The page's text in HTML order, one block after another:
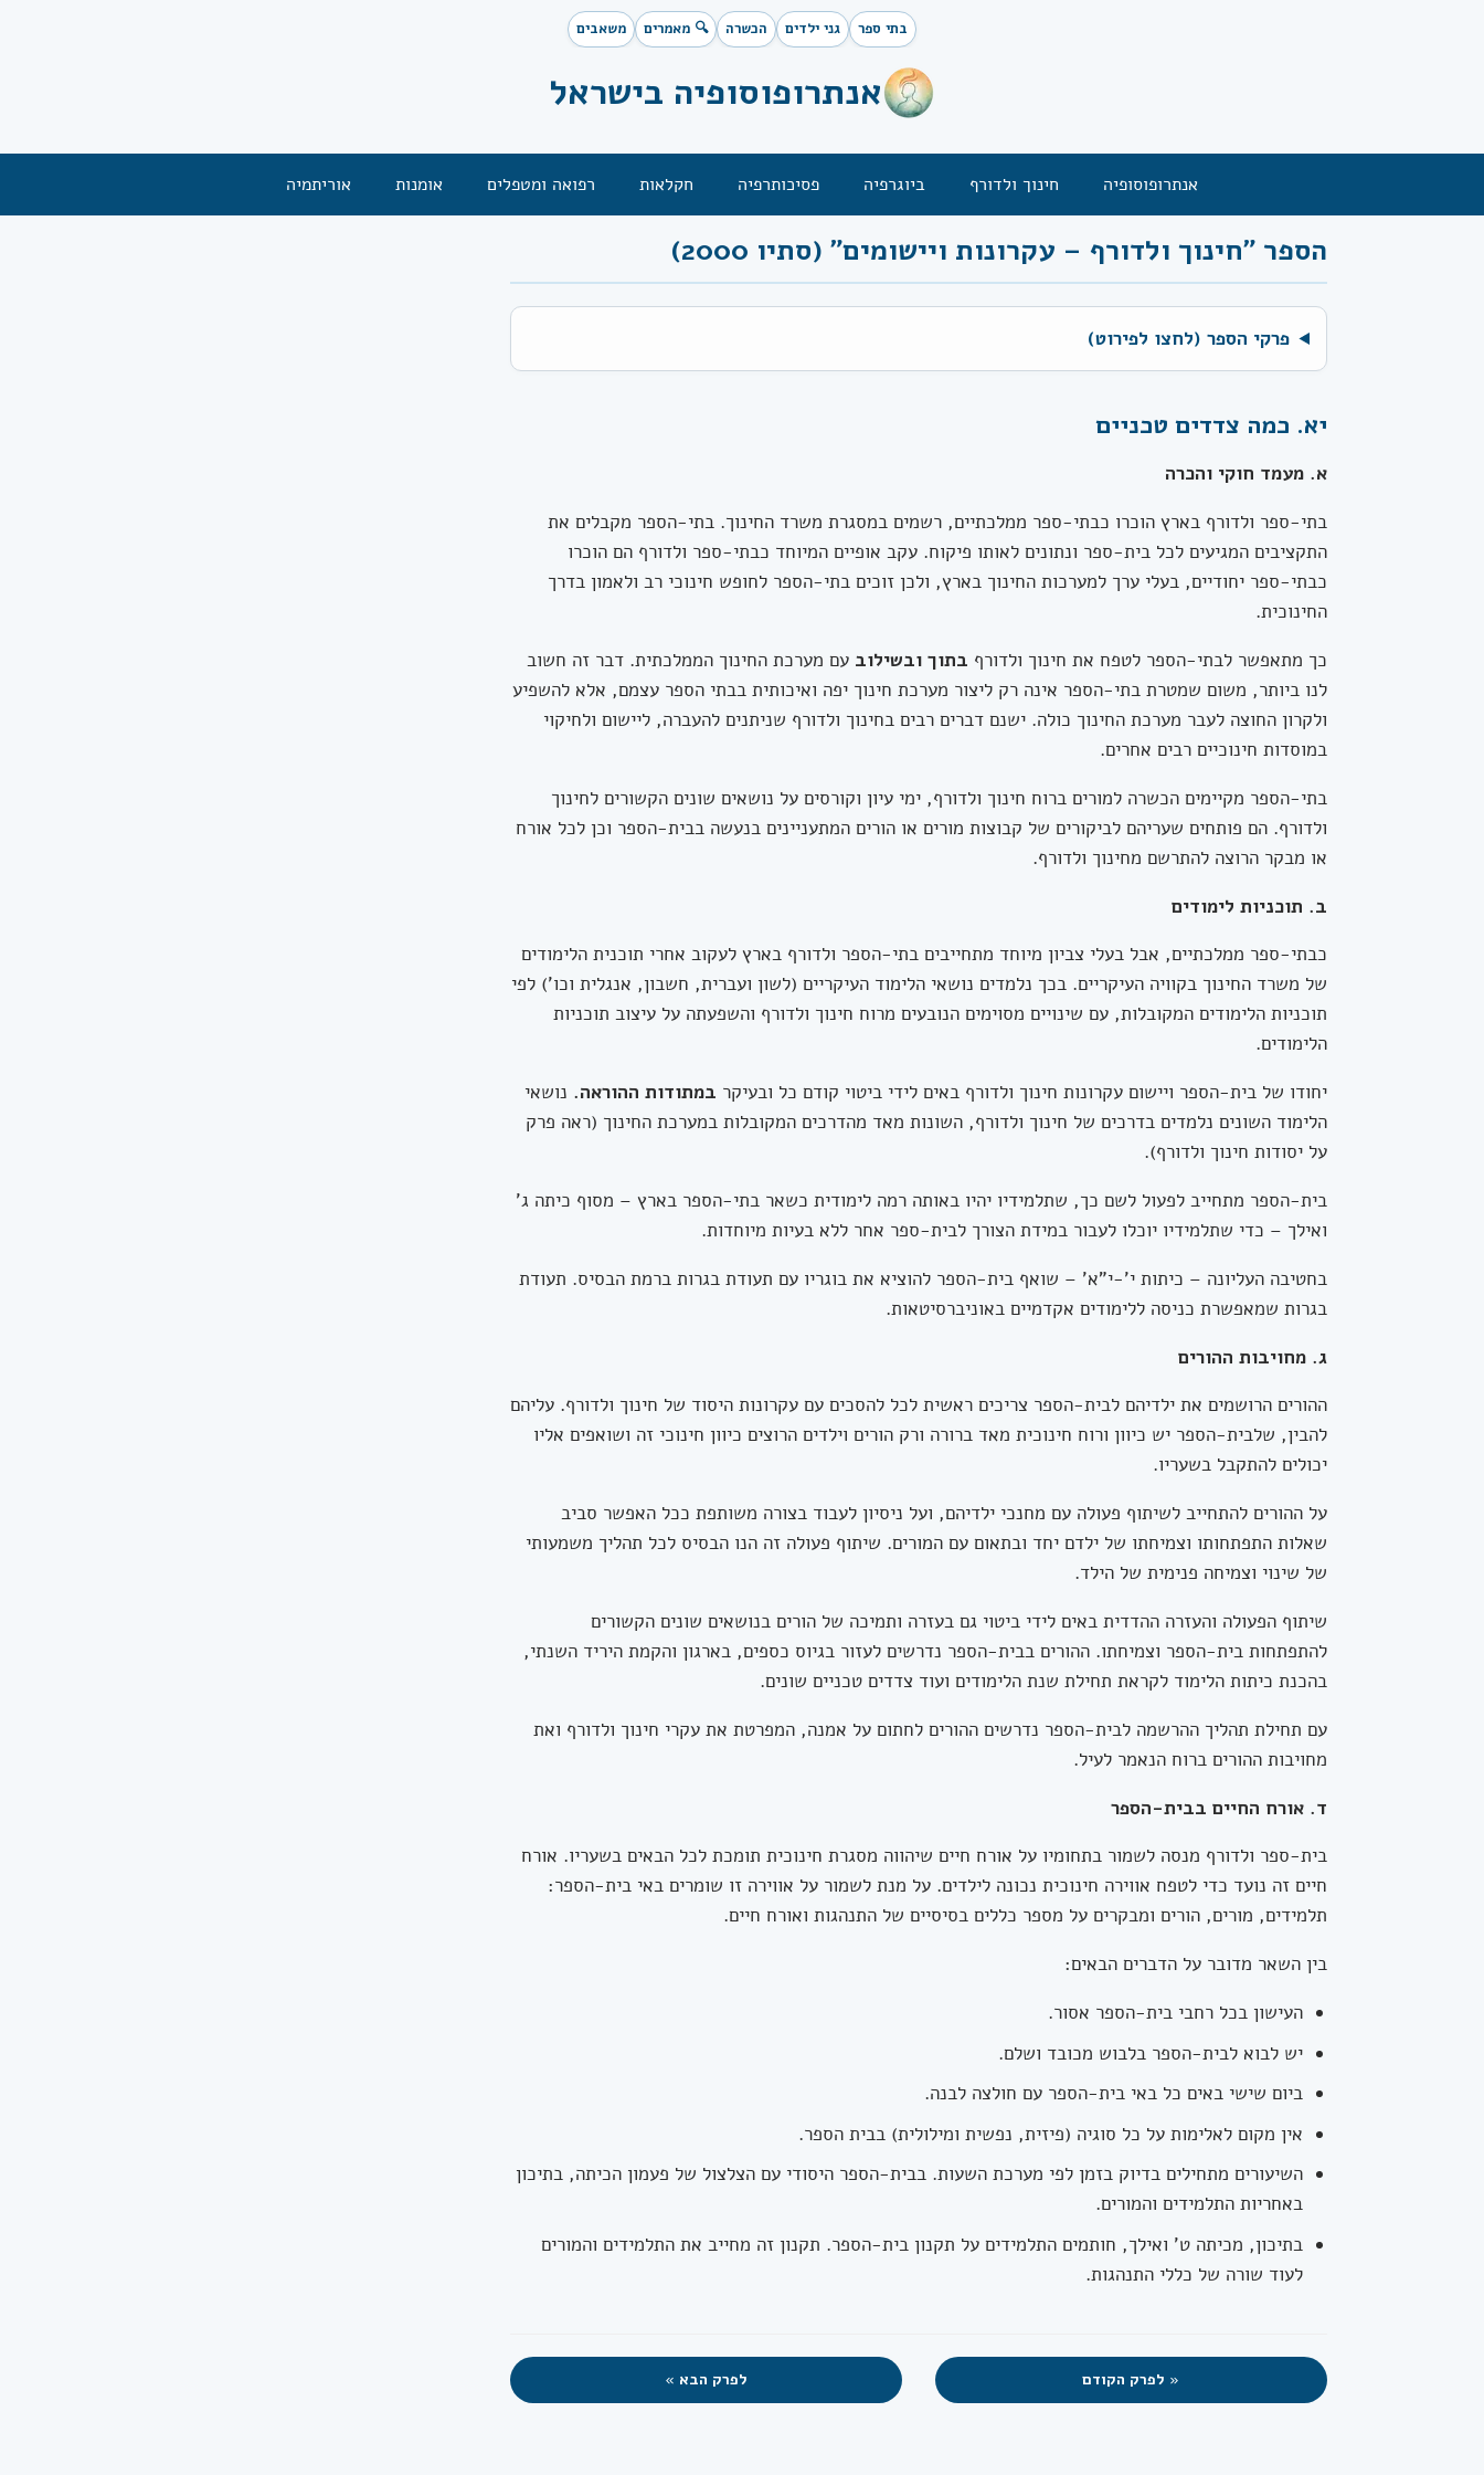
בתי ספר גני ילדים הכשרה 🔍 מאמרים משאבים
אנתרופוסופיה בישראל
אנתרופוסופיה חינוך ולדורף ביוגרפיה פסיכותרפיה חקלאות רפואה ומטפלים אומנות אוריתמיה
הספר "חינוך ולדורף – עקרונות ויישומים" (סתיו 2000)
פרקי הספר (לחצו לפירוט)
יא. כמה צדדים טכניים
א. מעמד חוקי והכרה
בתי-ספר ולדורף בארץ הוכרו כבתי-ספר ממלכתיים, רשמים במסגרת משרד החינוך. בתי-הספר מקבלים את
התקציבים המגיעים לכל בית-ספר ונתונים לאותו פיקוח. עקב אופיים המיוחד כבתי-ספר ולדורף הם הוכרו
כבתי-ספר יחודיים, בעלי ערך למערכות החינוך בארץ, ולכן זוכים בתי-הספר לחופש חינוכי רב ולאמון בדרך
החינוכית.
כך מתאפשר לבתי-הספר לטפח את חינוך ולדורף בתוך ובשילוב עם מערכת החינוך הממלכתית. דבר זה חשוב
לנו ביותר, משום שמטרת בתי-הספר אינה רק ליצור מערכת חינוך יפה ואיכותית בבתי הספר עצמם, אלא להשפיע
ולקרון החוצה לעבר מערכת החינוך כולה. ישנם דברים רבים בחינוך ולדורף שניתנים להעברה, ליישום ולחיקוי
במוסדות חינוכיים רבים אחרים.
בתי-הספר מקיימים הכשרה למורים ברוח חינוך ולדורף, ימי עיון וקורסים על נושאים שונים הקשורים לחינוך
ולדורף. הם פותחים שעריהם לביקורים של קבוצות מורים או הורים המתעניינים בנעשה בבית-הספר וכן לכל אורח
או מבקר הרוצה להתרשם מחינוך ולדורף.
ב. תוכניות לימודים
כבתי-ספר ממלכתיים, אבל בעלי צביון מיוחד מתחייבים בתי-הספר ולדורף בארץ לעקוב אחרי תוכנית הלימודים
של משרד החינוך בקוויה העיקריים. בכך נלמדים נושאי הלימוד העיקריים (לשון ועברית, חשבון, אנגלית וכו') לפי
תוכניות הלימודים המקובלות, עם שינויים מסוימים הנובעים מרוח חינוך ולדורף והשפעתה על עיצוב תוכניות
הלימודים.
יחודו של בית-הספר ויישום עקרונות חינוך ולדורף באים לידי ביטוי קודם כל ובעיקר במתודות ההוראה. נושאי
הלימוד השונים נלמדים בדרכים של חינוך ולדורף, השונות מאד מהדרכים המקובלות במערכת החינוך (ראה פרק
על יסודות חינוך ולדורף).
בית-הספר מתחייב לפעול לשם כך, שתלמידיו יהיו באותה רמה לימודית כשאר בתי-הספר בארץ – מסוף כיתה ג'
ואילך – כדי שתלמידיו יוכלו לעבור במידת הצורך לבית-ספר אחר ללא בעיות מיוחדות.
בחטיבה העליונה – כיתות י'-י"א' – שואף בית-הספר להוציא את בוגריו עם תעודת בגרות ברמת הבסיס. תעודת
בגרות שמאפשרת כניסה ללימודים אקדמיים באוניברסיטאות.
ג. מחויבות ההורים
ההורים הרושמים את ילדיהם לבית-הספר צריכים ראשית לכל להסכים עם עקרונות היסוד של חינוך ולדורף. עליהם
להבין, שלבית-הספר יש כיוון ורוח חינוכית מאד ברורה ורק הורים וילדים הרוצים כיוון חינוכי זה ושואפים אליו
יכולים להתקבל בשעריו.
על ההורים להתחייב לשיתוף פעולה עם מחנכי ילדיהם, ועל ניסיון לעבוד בצורה משותפת ככל האפשר סביב
שאלות התפתחותו וצמיחתו של ילדם יחד ובתאום עם המורים. שיתוף פעולה זה הנו הבסיס לכל תהליך משמעותי
של שינוי וצמיחה פנימית של הילד.
שיתוף הפעולה והעזרה ההדדית באים לידי ביטוי גם בעזרה ותמיכה של הורים בנושאים שונים הקשורים
להתפתחות בית-הספר וצמיחתו. ההורים בבית-הספר נדרשים לעזור בגיוס כספים, בארגון והקמת היריד השנתי,
בהכנת כיתות הלימוד לקראת תחילת שנת הלימודים ועוד צדדים טכניים שונים.
עם תחילת תהליך ההרשמה לבית-הספר נדרשים ההורים לחתום על אמנה, המפרטת את עקרי חינוך ולדורף ואת
מחויבות ההורים ברוח הנאמר לעיל.
ד. אורח החיים בבית-הספר
בית-ספר ולדורף מנסה לשמור בתחומיו על אורח חיים שיהווה מסגרת חינוכית תומכת לכל הבאים בשעריו. אורח
חיים זה נועד כדי לטפח אווירה חינוכית נכונה לילדים. על מנת לשמור על אווירה זו שומרים באי בית-הספר:
תלמידים, מורים, הורים ומבקרים על מספר כללים בסיסיים של התנהגות ואורח חיים.
בין השאר מדובר על הדברים הבאים:
העישון בכל רחבי בית-הספר אסור.
יש לבוא לבית-הספר בלבוש מכובד ושלם.
ביום שישי באים כל באי בית-הספר עם חולצה לבנה.
אין מקום לאלימות על כל סוגיה (פיזית, נפשית ומילולית) בבית הספר.
השיעורים מתחילים בדיוק בזמן לפי מערכת השעות. בבית-הספר היסודי עם הצלצול של פעמון הכיתה, בתיכון
באחריות התלמידים והמורים.
בתיכון, מכיתה ט' ואילך, חותמים התלמידים על תקנון בית-הספר. תקנון זה מחייב את התלמידים והמורים
לעוד שורה של כללי התנהגות.
« לפרק הקודם לפרק הבא »